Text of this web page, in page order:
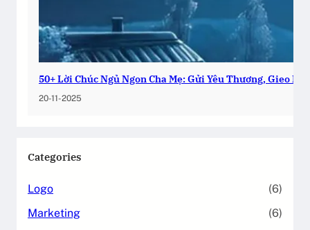
50+ Lời Chúc Ngủ Ngon Cha Mẹ: Gửi Yêu Thương, Gieo
20-11-2025
Categories
Logo
(6)
Marketing
(6)